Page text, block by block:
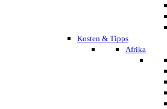
Kosten & Tipps
Afrika